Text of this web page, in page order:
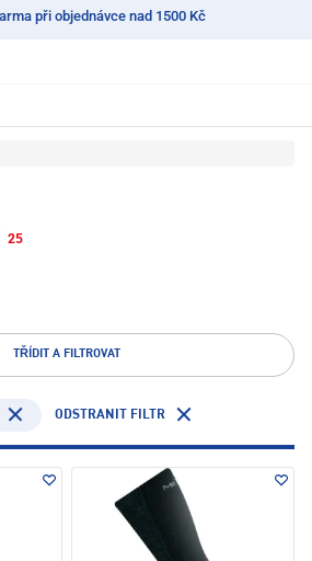
při objednávce nad 1500 Kč
25
TŘÍDIT A FILTROVAT
ODSTRANIT FILTR